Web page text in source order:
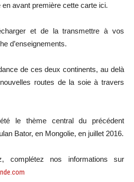
avant première cette carte ici.
et de la transmettre à vos
d’enseignements.
de ces deux continents, au delà
routes de la soie à travers
le thème central du précédent
Bator, en Mongolie, en juillet 2016.
complétez nos informations sur